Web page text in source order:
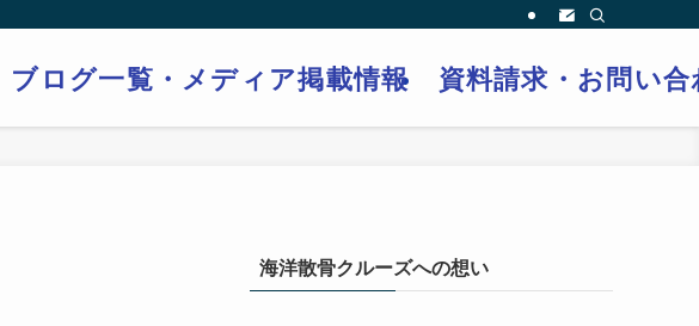
ブログ一覧・メディア掲載情報 資料請求・お問い
海洋散骨クルーズへの想い